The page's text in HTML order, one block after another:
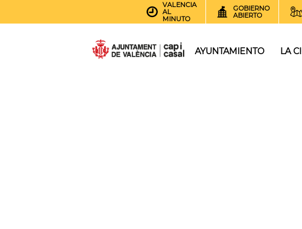
VALENCIA
AL
MINUTO
GOBIERNO
ABIERTO
AYUNTAMIENTO LA